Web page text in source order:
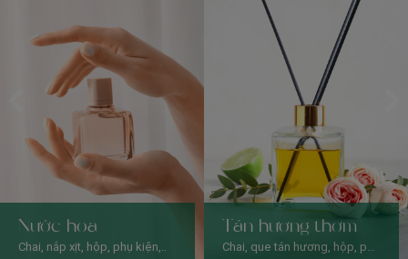
Nước hoa
Chai, nắp xịt, hộp, phụ kiện,..
Tán hương thơm
Chai, que tán hương, hộp, phụ